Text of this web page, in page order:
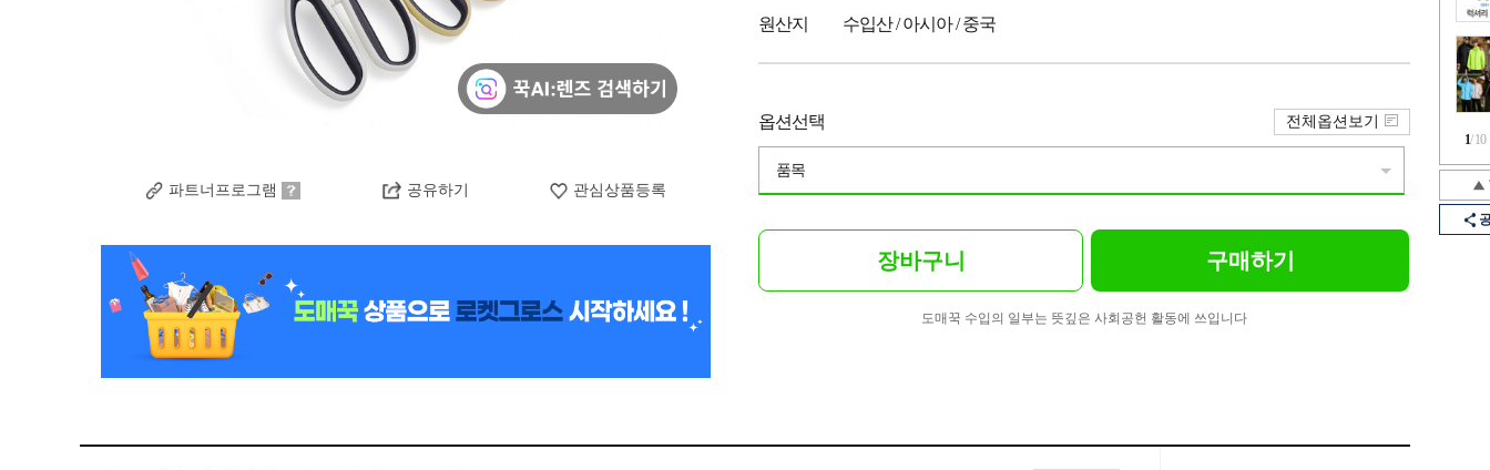
1/10
파트너프로그램 공유하기 관심상품등록
원산지 수입산 / 아시아 / 중국
옵션선택
품목
전체옵션보기
장바구니 구매하기
도매꾹 수입의 일부는 뜻깊은 사회공헌 활동에 쓰입니다